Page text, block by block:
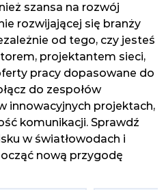
szansa na rozwój
rozwijającej się branży
od tego, czy jesteś
projektantem sieci,
pracy dopasowane do
do zespołów
innowacyjnych projektach,
komunikacji. Sprawdź
w światłowodach i
nową przygodę